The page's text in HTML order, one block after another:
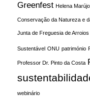
Greenfest Helena Marújo
Conservação da Natureza e
Junta de Freguesia de Arroios
Sustentável ONU património
Professor Dr. Pinto da Costa
webinário